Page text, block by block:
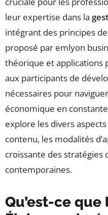
leur expertise dans la
intégrant des principes de
proposé par emlyon
théorique et applications
aux participants de
nécessaires pour
économique en
explore les divers
contenu, les modalités
croissante des stratégies
contemporaines.
Qu’est-ce